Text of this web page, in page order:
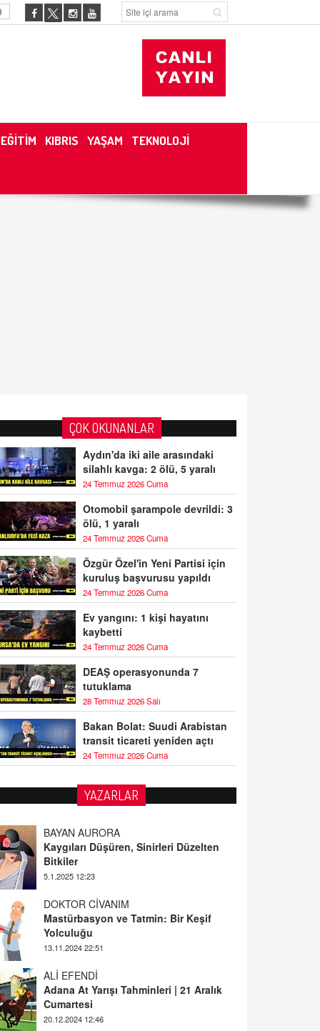
EĞİTİM KIBRIS YAŞAM TEKNOLOJİ
ÇOK OKUNANLAR
Aydın'da iki aile arasındaki
silahlı kavga: 2 ölü, 5 yaralı
24 Temmuz 2026 Cuma
Otomobil şarampole devrildi: 3
ölü, 1 yaralı
24 Temmuz 2026 Cuma
Özgür Özel'in Yeni Partisi için
kuruluş başvurusu yapıldı
24 Temmuz 2026 Cuma
Ev yangını: 1 kişi hayatını
kaybetti
24 Temmuz 2026 Cuma
DEAŞ operasyonunda 7
tutuklama
28 Temmuz 2026 Salı
Bakan Bolat: Suudi Arabistan
transit ticareti yeniden açtı
24 Temmuz 2026 Cuma
YAZARLAR
BAYAN AURORA
Kaygıları Düşüren, Sinirleri Düzelten
Bitkiler
5.1.2025 12:23
DOKTOR CİVANIM
Mastürbasyon ve Tatmin: Bir Keşif
Yolculuğu
13.11.2024 22:51
ALİ EFENDİ
Adana At Yarışı Tahminleri | 21 Aralık
Cumartesi
20.12.2024 12:46